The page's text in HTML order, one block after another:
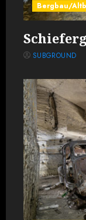
Bergbau/
SUBGROUND